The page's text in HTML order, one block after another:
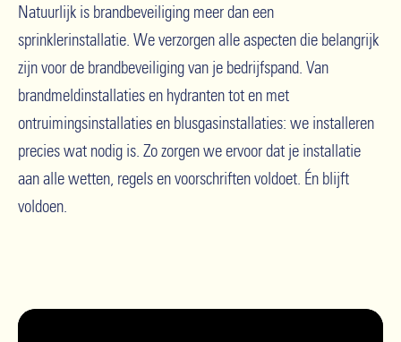
Natuurlijk is brandbeveiliging meer dan een
sprinklerinstallatie. We verzorgen alle aspecten die belangrijk
zijn voor de brandbeveiliging van je bedrijfspand. Van
brandmeldinstallaties en hydranten tot en met
ontruimingsinstallaties en blusgasinstallaties: we installeren
precies wat nodig is. Zo zorgen we ervoor dat je installatie
aan alle wetten, regels en voorschriften voldoet. Én blijft
voldoen.